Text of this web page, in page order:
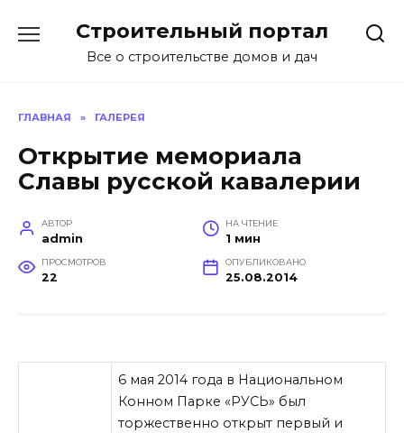
содержанию
Строительный портал
Все о строительстве домов и дач
ГЛАВНАЯ » ГАЛЕРЕЯ
Открытие мемориала
Славы русской кавалерии
АВТОР
admin
НА ЧТЕНИЕ
1 мин
ПРОСМОТРОВ
22
ОПУБЛИКОВАНО
25.08.2014
6 мая 2014 года в Национальном
Конном Парке «РУСЬ» был
торжественно открыт первый и